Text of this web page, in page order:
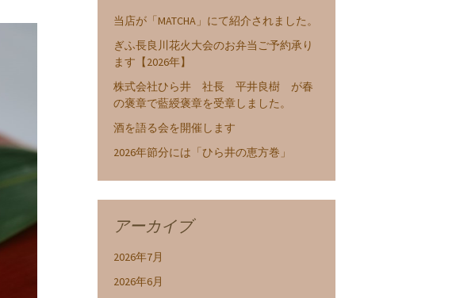
当店が「MATCHA」にて紹介されました。
ぎふ長良川花火大会のお弁当ご予約承り
ます【2026年】
株式会社ひら井 社長 平井良樹 が春
の褒章で藍綬褒章を受章しました。
酒を語る会を開催します
2026年節分には「ひら井の恵方巻」
アーカイブ
2026年7月
2026年6月